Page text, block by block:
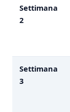
Settimana
2
Settimana
3